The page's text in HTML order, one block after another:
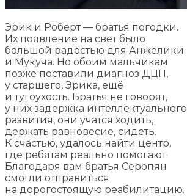
Эрик и Роберт — братья погодки.
Их появление на свет было
большой радостью для Анжелики
и Мукуча. Но обоим мальчикам
позже поставили диагноз ДЦП,
у старшего, Эрика, ещё
и тугоухость. Братья не говорят,
у них задержка интеллектуального
развития, они учатся ходить,
держать равновесие, сидеть.
К счастью, удалось найти центр,
где ребятам реально помогают.
Благодаря вам братья Серопян
смогли отправиться
на дорогостоящую реабилитацию.